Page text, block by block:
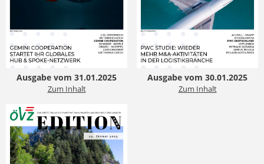
Ausgabe vom 31.01.2025
Zum Inhalt
Ausgabe vom 30.01.2025
Zum Inhalt